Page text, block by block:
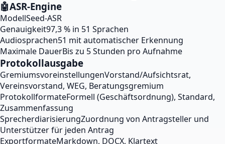
🤖ASR-Engine
ModellSeed-ASR
Genauigkeit97,3 % in 51 Sprachen
Audiosprachen51 mit automatischer Erkennung
Maximale DauerBis zu 5 Stunden pro Aufnahme
Protokollausgabe
GremiumsvoreinstellungenVorstand/Aufsichtsrat,
Vereinsvorstand, WEG, Beratungsgremium
ProtokollformateFormell (Geschäftsordnung), Standard,
Zusammenfassung
SprecherdiarisierungZuordnung von Antragsteller und
Unterstützer für jeden Antrag
ExportformateMarkdown, DOCX, Klartext